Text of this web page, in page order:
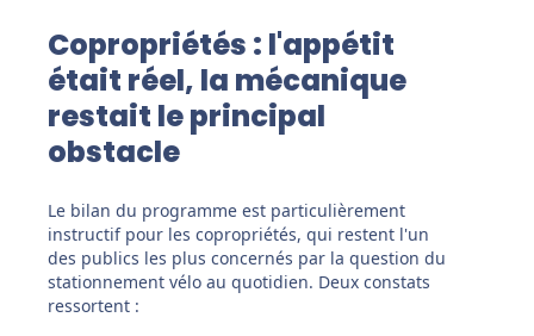
Copropriétés : l'appétit
était réel, la mécanique
restait le principal
obstacle
Le bilan du programme est particulièrement
instructif pour les copropriétés, qui restent l'un
des publics les plus concernés par la question du
stationnement vélo au quotidien. Deux constats
ressortent :